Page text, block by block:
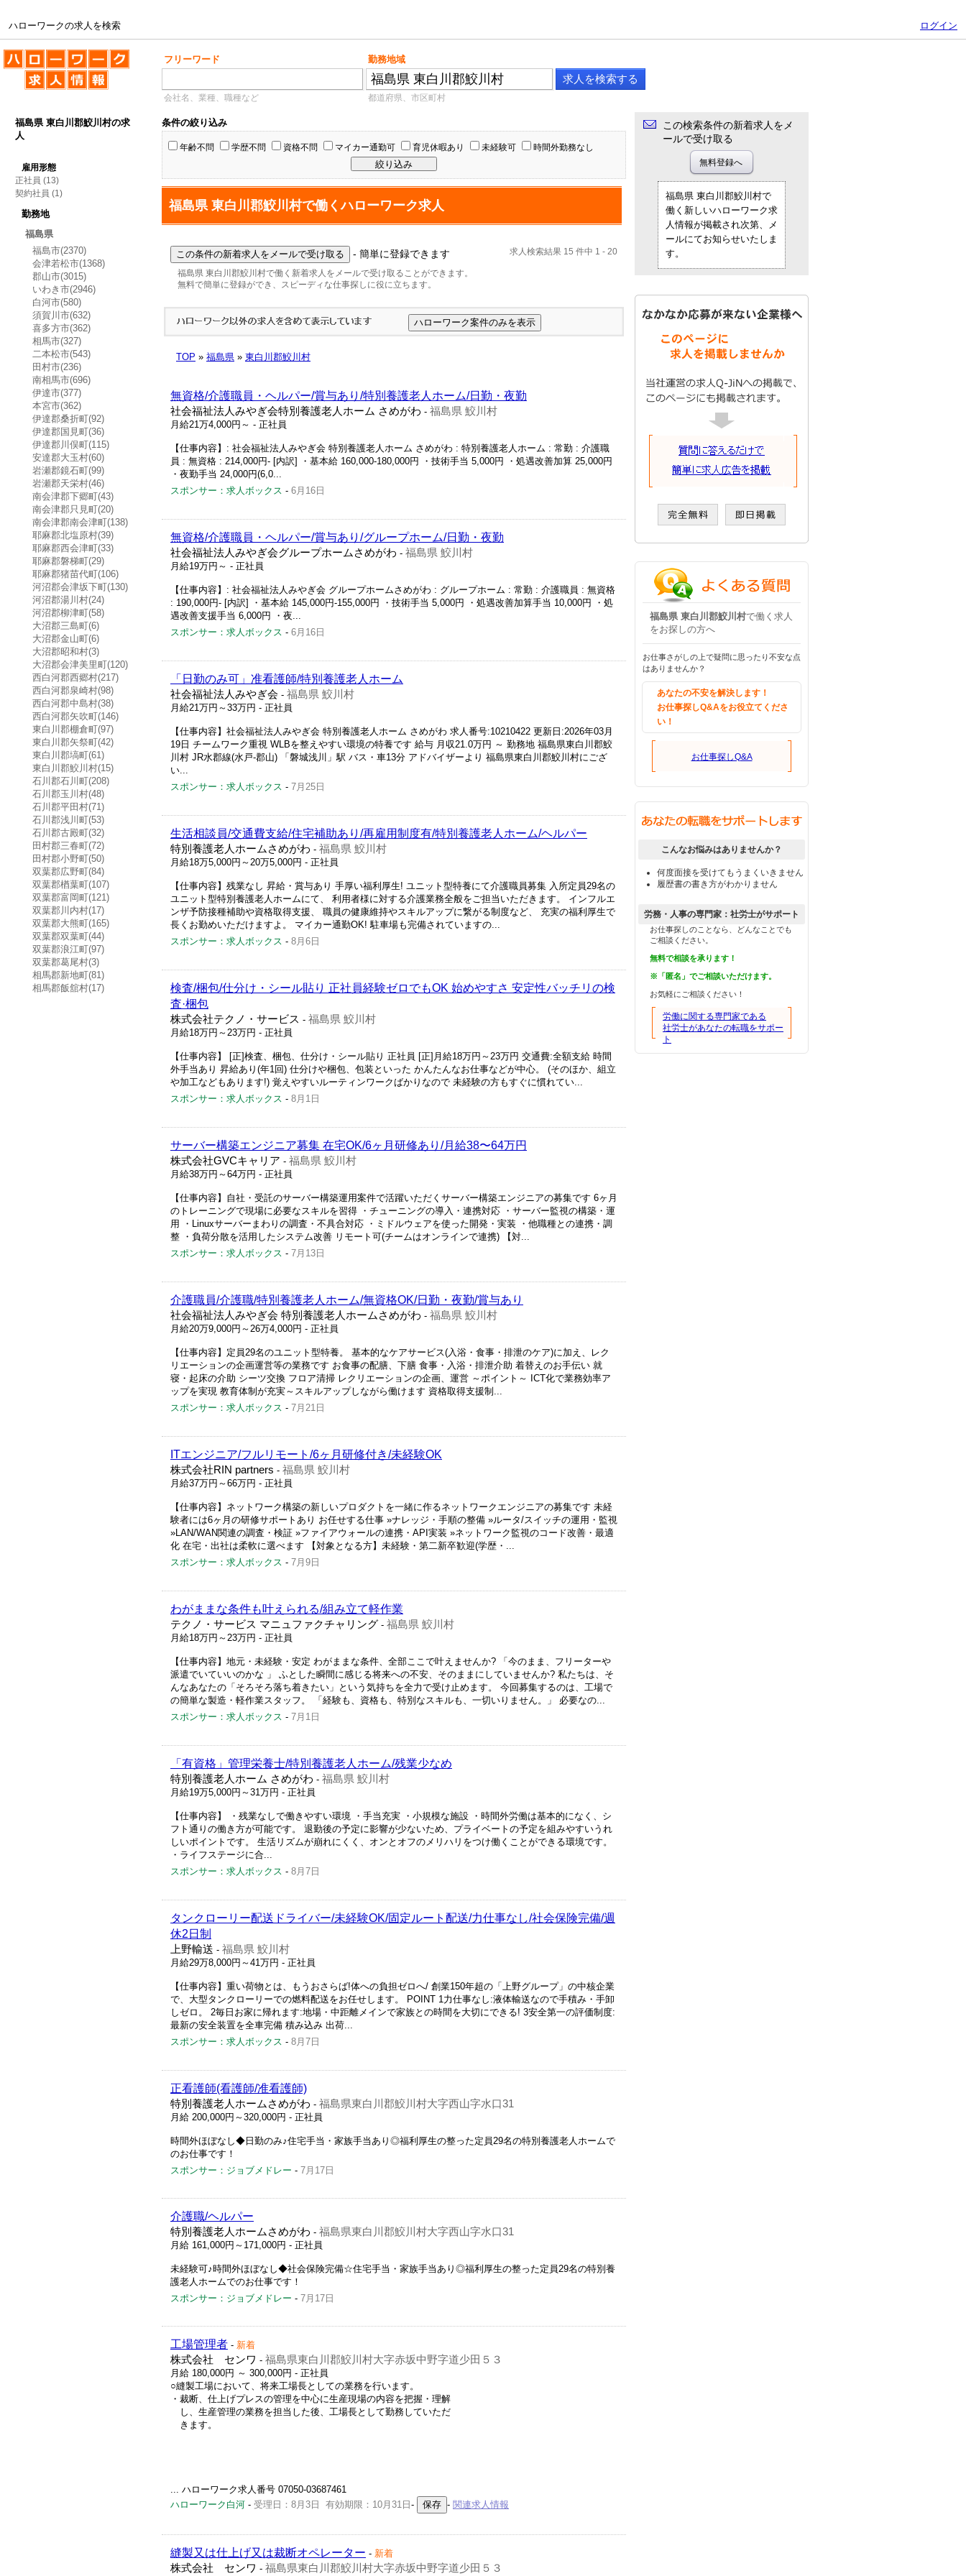
ハローワークの求人を検索 ログイン
ハローワークの求人を検索 フリーワード 勤務地域
会社名、業種、職種など 都道府県、市区町村
福島県 東白川郡鮫川村の求
人
雇用形態
正社員 (13)
契約社員 (1)
勤務地
福島県
福島市(2370)
会津若松市(1368)
郡山市(3015)
いわき市(2946)
白河市(580)
須賀川市(632)
喜多方市(362)
相馬市(327)
二本松市(543)
田村市(236)
南相馬市(696)
伊達市(377)
本宮市(362)
伊達郡桑折町(92)
伊達郡国見町(36)
伊達郡川俣町(115)
安達郡大玉村(60)
岩瀬郡鏡石町(99)
岩瀬郡天栄村(46)
南会津郡下郷町(43)
南会津郡只見町(20)
南会津郡南会津町(138)
耶麻郡北塩原村(39)
耶麻郡西会津町(33)
耶麻郡磐梯町(29)
耶麻郡猪苗代町(106)
河沼郡会津坂下町(130)
河沼郡湯川村(24)
河沼郡柳津町(58)
大沼郡三島町(6)
大沼郡金山町(6)
大沼郡昭和村(3)
大沼郡会津美里町(120)
西白河郡西郷村(217)
西白河郡泉崎村(98)
西白河郡中島村(38)
西白河郡矢吹町(146)
東白川郡棚倉町(97)
東白川郡矢祭町(42)
東白川郡塙町(61)
東白川郡鮫川村(15)
石川郡石川町(208)
石川郡玉川村(48)
石川郡平田村(71)
石川郡浅川町(53)
石川郡古殿町(32)
田村郡三春町(72)
田村郡小野町(50)
双葉郡広野町(84)
双葉郡楢葉町(107)
双葉郡富岡町(121)
双葉郡川内村(17)
双葉郡大熊町(165)
双葉郡双葉町(44)
双葉郡浪江町(97)
双葉郡葛尾村(3)
相馬郡新地町(81)
相馬郡飯舘村(17)
条件の絞り込み
年齢不問 学歴不問 資格不問 マイカー通勤可 育児休暇あり 未経験可 時間外勤務なし
福島県 東白川郡鮫川村で働くハローワーク求人
求人検索結果 15 件中 1 - 20
- 簡単に登録できます
福島県 東白川郡鮫川村で働く新着求人をメールで受け取ることができます。
無料で簡単に登録ができ、スピーディな仕事探しに役に立ちます。
TOP » 福島県 » 東白川郡鮫川村
無資格/介護職員・ヘルパー/賞与あり/特別養護老人ホーム/日勤・夜勤
社会福祉法人みやぎ会特別養護老人ホーム さめがわ - 福島県 鮫川村
月給21万4,000円～ - 正社員
【仕事内容】: 社会福祉法人みやぎ会 特別養護老人ホーム さめがわ : 特別養護老人ホーム : 常勤 : 介護職
員 : 無資格 : 214,000円- [内訳] ・基本給 160,000-180,000円 ・技術手当 5,000円 ・処遇改善加算 25,000円
・夜勤手当 24,000円(6,0...
スポンサー：求人ボックス - 6月16日
無資格/介護職員・ヘルパー/賞与あり/グループホーム/日勤・夜勤
社会福祉法人みやぎ会グループホームさめがわ - 福島県 鮫川村
月給19万円～ - 正社員
【仕事内容】: 社会福祉法人みやぎ会 グループホームさめがわ : グループホーム : 常勤 : 介護職員 : 無資格
: 190,000円- [内訳] ・基本給 145,000円-155,000円 ・技術手当 5,000円 ・処遇改善加算手当 10,000円 ・処
遇改善支援手当 6,000円 ・夜...
スポンサー：求人ボックス - 6月16日
「日勤のみ可」准看護師/特別養護老人ホーム
社会福祉法人みやぎ会 - 福島県 鮫川村
月給21万円～33万円 - 正社員
【仕事内容】社会福祉法人みやぎ会 特別養護老人ホーム さめがわ 求人番号:10210422 更新日:2026年03月
19日 チームワーク重視 WLBを整えやすい環境の特養です 給与 月収21.0万円 ～ 勤務地 福島県東白川郡鮫
川村 JR水郡線(水戸-郡山) 「磐城浅川」駅 バス・車13分 アドバイザーより 福島県東白川郡鮫川村にござ
い...
スポンサー：求人ボックス - 7月25日
生活相談員/交通費支給/住宅補助あり/再雇用制度有/特別養護老人ホーム/ヘルパー
特別養護老人ホームさめがわ - 福島県 鮫川村
月給18万5,000円～20万5,000円 - 正社員
【仕事内容】残業なし 昇給・賞与あり 手厚い福利厚生! ユニット型特養にて介護職員募集 入所定員29名の
ユニット型特別養護老人ホームにて、 利用者様に対する介護業務全般をご担当いただきます。 インフルエ
ンザ予防接種補助や資格取得支援、 職員の健康維持やスキルアップに繋がる制度など、 充実の福利厚生で
長くお勤めいただけますよ。 マイカー通勤OK! 駐車場も完備されていますの...
スポンサー：求人ボックス - 8月6日
検査/梱包/仕分け・シール貼り 正社員経験ゼロでもOK 始めやすさ 安定性バッチリの検
査·梱包
株式会社テクノ・サービス - 福島県 鮫川村
月給18万円～23万円 - 正社員
【仕事内容】 [正]検査、梱包、仕分け・シール貼り 正社員 [正]月給18万円～23万円 交通費:全額支給 時間
外手当あり 昇給あり(年1回) 仕分けや梱包、包装といった かんたんなお仕事などが中心。 (そのほか、組立
や加工などもあります!) 覚えやすいルーティンワークばかりなので 未経験の方もすぐに慣れてい...
スポンサー：求人ボックス - 8月1日
サーバー構築エンジニア募集 在宅OK/6ヶ月研修あり/月給38〜64万円
株式会社GVCキャリア - 福島県 鮫川村
月給38万円～64万円 - 正社員
【仕事内容】自社・受託のサーバー構築運用案件で活躍いただくサーバー構築エンジニアの募集です 6ヶ月
のトレーニングで現場に必要なスキルを習得 ・チューニングの導入・連携対応 ・サーバー監視の構築・運
用 ・Linuxサーバーまわりの調査・不具合対応 ・ミドルウェアを使った開発・実装 ・他職種との連携・調
整 ・負荷分散を活用したシステム改善 リモート可(チームはオンラインで連携) 【対...
スポンサー：求人ボックス - 7月13日
介護職員/介護職/特別養護老人ホーム/無資格OK/日勤・夜勤/賞与あり
社会福祉法人みやぎ会 特別養護老人ホームさめがわ - 福島県 鮫川村
月給20万9,000円～26万4,000円 - 正社員
【仕事内容】定員29名のユニット型特養。 基本的なケアサービス(入浴・食事・排泄のケア)に加え、レク
リエーションの企画運営等の業務です お食事の配膳、下膳 食事・入浴・排泄介助 着替えのお手伝い 就
寝・起床の介助 シーツ交換 フロア清掃 レクリエーションの企画、運営 ～ポイント～ ICT化で業務効率ア
ップを実現 教育体制が充実～スキルアップしながら働けます 資格取得支援制...
スポンサー：求人ボックス - 7月21日
ITエンジニア/フルリモート/6ヶ月研修付き/未経験OK
株式会社RIN partners - 福島県 鮫川村
月給37万円～66万円 - 正社員
【仕事内容】ネットワーク構築の新しいプロダクトを一緒に作るネットワークエンジニアの募集です 未経
験者には6ヶ月の研修サポートあり お任せする仕事 »ナレッジ・手順の整備 »ルータ/スイッチの運用・監視
»LAN/WAN関連の調査・検証 »ファイアウォールの連携・API実装 »ネットワーク監視のコード改善・最適
化 在宅・出社は柔軟に選べます 【対象となる方】未経験・第二新卒歓迎(学歴・...
スポンサー：求人ボックス - 7月9日
わがままな条件も叶えられる/組み立て軽作業
テクノ・サービス マニュファクチャリング - 福島県 鮫川村
月給18万円～23万円 - 正社員
【仕事内容】地元・未経験・安定 わがままな条件、全部ここで叶えませんか? 「今のまま、フリーターや
派遣でいていいのかな 」 ふとした瞬間に感じる将来への不安、そのままにしていませんか? 私たちは、そ
んなあなたの「そろそろ落ち着きたい」という気持ちを全力で受け止めます。 今回募集するのは、工場で
の簡単な製造・軽作業スタッフ。 「経験も、資格も、特別なスキルも、一切いりません。」 必要なの...
スポンサー：求人ボックス - 7月1日
「有資格」管理栄養士/特別養護老人ホーム/残業少なめ
特別養護老人ホーム さめがわ - 福島県 鮫川村
月給19万5,000円～31万円 - 正社員
【仕事内容】 ・残業なしで働きやすい環境 ・手当充実 ・小規模な施設 ・時間外労働は基本的になく、シ
フト通りの働き方が可能です。 退勤後の予定に影響が少ないため、プライベートの予定を組みやすいうれ
しいポイントです。 生活リズムが崩れにくく、オンとオフのメリハリをつけ働くことができる環境です。
・ライフステージに合...
スポンサー：求人ボックス - 8月7日
タンクローリー配送ドライバー/未経験OK/固定ルート配送/力仕事なし/社会保険完備/週
休2日制
上野輸送 - 福島県 鮫川村
月給29万8,000円～41万円 - 正社員
【仕事内容】重い荷物とは、もうおさらば!体への負担ゼロへ/ 創業150年超の「上野グループ」の中核企業
で、大型タンクローリーでの燃料配送をお任せします。 POINT 1力仕事なし:液体輸送なので手積み・手卸
しゼロ。 2毎日お家に帰れます:地場・中距離メインで家族との時間を大切にできる! 3安全第一の評価制度:
最新の安全装置を全車完備 積み込み 出荷...
スポンサー：求人ボックス - 8月7日
正看護師(看護師/准看護師)
特別養護老人ホームさめがわ - 福島県東白川郡鮫川村大字西山字水口31
月給 200,000円～320,000円 - 正社員
時間外ほぼなし◆日勤のみ♪住宅手当・家族手当あり◎福利厚生の整った定員29名の特別養護老人ホームで
のお仕事です！
スポンサー：ジョブメドレー - 7月17日
介護職/ヘルパー
特別養護老人ホームさめがわ - 福島県東白川郡鮫川村大字西山字水口31
月給 161,000円～171,000円 - 正社員
未経験可♪時間外ほぼなし◆社会保険完備☆住宅手当・家族手当あり◎福利厚生の整った定員29名の特別養
護老人ホームでのお仕事です！
スポンサー：ジョブメドレー - 7月17日
工場管理者 - 新着
株式会社 センワ - 福島県東白川郡鮫川村大字赤坂中野字道少田５３
月給 180,000円 ～ 300,000円 - 正社員
○縫製工場において、将来工場長としての業務を行います。
・裁断、仕上げプレスの管理を中心に生産現場の内容を把握・理解
し、生産管理の業務を担当した後、工場長として勤務していただ
きます。
... ハローワーク求人番号 07050-03687461
ハローワーク白河 - 受理日：8月3日 有効期限：10月31日 - - 関連求人情報
縫製又は仕上げ又は裁断オペレーター - 新着
株式会社 センワ - 福島県東白川郡鮫川村大字赤坂中野字道少田５３
この検索条件の新着求人をメ
ールで受け取る
福島県 東白川郡鮫川村で
働く新しいハローワーク求
人情報が掲載され次第、メ
ールにてお知らせいたしま
す。
福島県 東白川郡鮫川村で働く求人
をお探しの方へ
お仕事さがしの上で疑問に思ったり不安な点
はありませんか？
あなたの不安を解決します！
お仕事探しQ&Aをお役立てくださ
い！
お仕事探しQ&A
こんなお悩みはありませんか？
何度面接を受けてもうまくいきません
履歴書の書き方がわかりません
労務・人事の専門家：社労士がサポート
お仕事探しのことなら、どんなことでも
ご相談ください。
無料で相談を承ります！
※「匿名」でご相談いただけます。
お気軽にご相談ください！
労働に関する専門家である
社労士があなたの転職をサポー
ト